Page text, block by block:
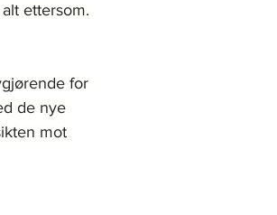
ettersom.
for
de nye
mot